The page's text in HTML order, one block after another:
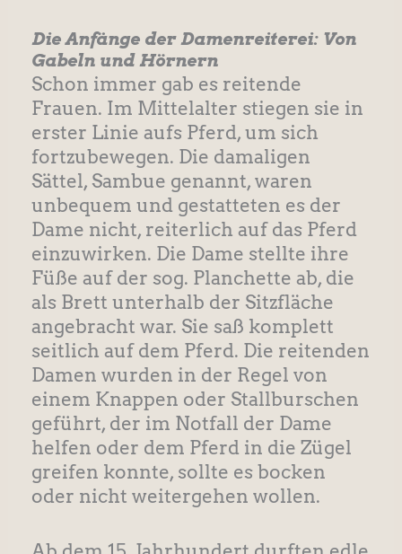
Die Anfänge der Damenreiterei: Von
Gabeln und Hörnern
Schon immer gab es reitende
Frauen. Im Mittelalter stiegen sie in
erster Linie aufs Pferd, um sich
fortzubewegen. Die damaligen
Sättel, Sambue genannt, waren
unbequem und gestatteten es der
Dame nicht, reiterlich auf das Pferd
einzuwirken. Die Dame stellte ihre
Füße auf der sog. Planchette ab, die
als Brett unterhalb der Sitzfläche
angebracht war. Sie saß komplett
seitlich auf dem Pferd. Die reitenden
Damen wurden in der Regel von
einem Knappen oder Stallburschen
geführt, der im Notfall der Dame
helfen oder dem Pferd in die Zügel
greifen konnte, sollte es bocken
oder nicht weitergehen wollen.